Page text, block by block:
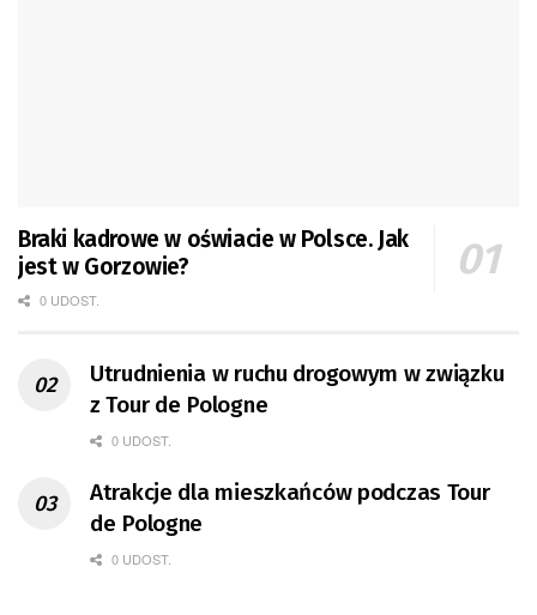
Braki kadrowe w oświacie w Polsce. Jak
jest w Gorzowie?
0 UDOST.
Utrudnienia w ruchu drogowym w związku
z Tour de Pologne
0 UDOST.
Atrakcje dla mieszkańców podczas Tour
de Pologne
0 UDOST.